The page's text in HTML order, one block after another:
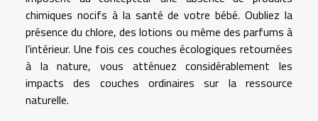
chimiques nocifs à la santé de votre bébé. Oubliez la
présence du chlore, des lotions ou même des parfums à
l’intérieur. Une fois ces couches écologiques retournées
à la nature, vous atténuez considérablement les
impacts des couches ordinaires sur la ressource
naturelle.